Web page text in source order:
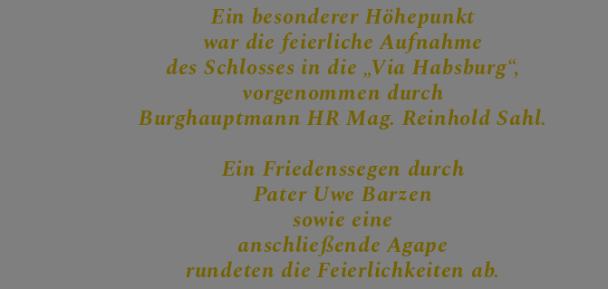
Ein besonderer Höhepunkt
war die feierliche Aufnahme
des Schlosses in die „Via Habsburg“,
vorgenommen durch
Burghauptmann HR Mag. Reinhold Sahl.
Ein Friedenssegen durch
Pater Uwe Barzen
sowie eine
anschließende Agape
rundeten die Feierlichkeiten ab.